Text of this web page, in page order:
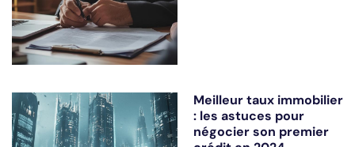
Meilleur taux immobilier
: les astuces pour
négocier son premier